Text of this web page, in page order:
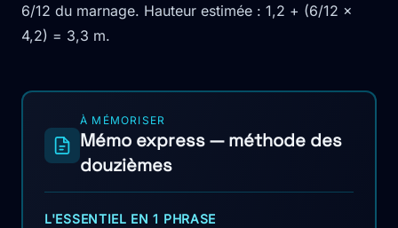
6/12 du marnage. Hauteur estimée : 1,2 + (6/12 ×
4,2) = 3,3 m.
À MÉMORISER
Mémo express — méthode des
douzièmes
L'ESSENTIEL EN 1 PHRASE